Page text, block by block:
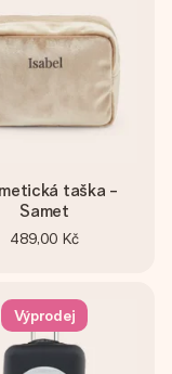
taška -
Samet
489,00 Kč
Výprodej